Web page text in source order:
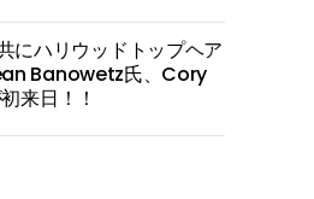
にハリウッドトップヘア
Banowetz氏、Cory
来日！！